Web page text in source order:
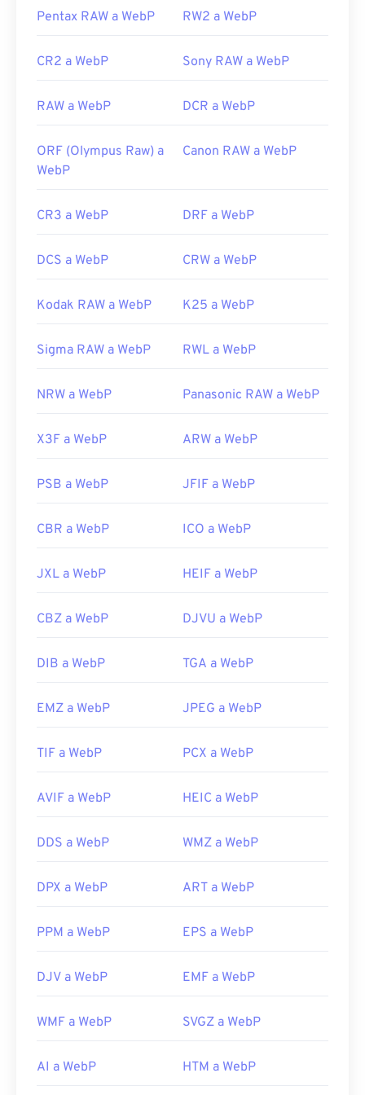
format-nef.html
Utilice nuestro Selector de color para elegir
Pentax RAW a WebP RW2 a WebP
CR2 a WebP Sony RAW a WebP
RAW a WebP DCR a WebP
ORF (Olympus Raw) a
WebP
Canon RAW a WebP
CR3 a WebP DRF a WebP
DCS a WebP CRW a WebP
Kodak RAW a WebP K25 a WebP
Sigma RAW a WebP RWL a WebP
NRW a WebP Panasonic RAW a WebP
X3F a WebP ARW a WebP
PSB a WebP JFIF a WebP
CBR a WebP ICO a WebP
JXL a WebP HEIF a WebP
CBZ a WebP DJVU a WebP
DIB a WebP TGA a WebP
EMZ a WebP JPEG a WebP
TIF a WebP PCX a WebP
AVIF a WebP HEIC a WebP
DDS a WebP WMZ a WebP
DPX a WebP ART a WebP
PPM a WebP EPS a WebP
DJV a WebP EMF a WebP
WMF a WebP SVGZ a WebP
AI a WebP HTM a WebP